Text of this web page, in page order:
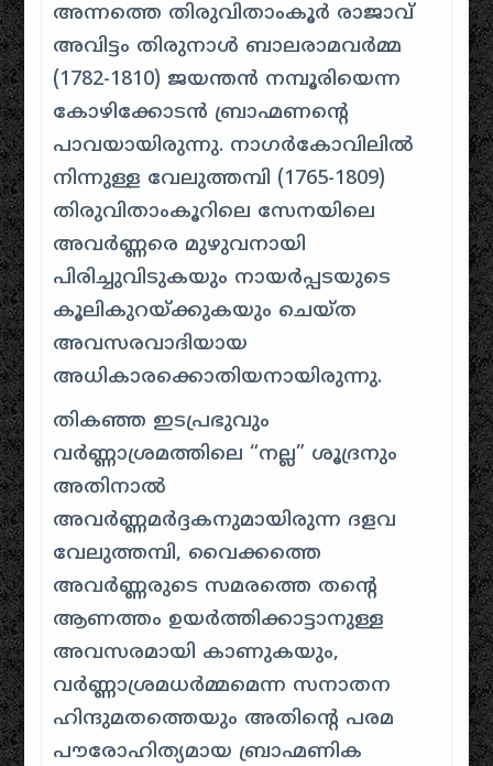
അന്നത്തെ തിരുവിതാംകൂർ രാജാവ്
അവിട്ടം തിരുനാൾ ബാലരാമവർമ്മ
(1782-1810) ജയന്തൻ നമ്പൂരിയെന്ന
കോഴിക്കോടൻ ബ്രാഹ്മണന്റെ
പാവയായിരുന്നു. നാഗർകോവിലിൽ
നിന്നുള്ള വേലുത്തമ്പി (1765-1809)
തിരുവിതാംകൂറിലെ സേനയിലെ
അവർണ്ണരെ മുഴുവനായി
പിരിച്ചുവിടുകയും നായർപ്പടയുടെ
കൂലികുറയ്ക്കുകയും ചെയ്ത
അവസരവാദിയായ
അധികാരക്കൊതിയനായിരുന്നു.
തികഞ്ഞ ഇടപ്രഭുവും
വർണ്ണാശ്രമത്തിലെ “നല്ല” ശൂദ്രനും
അതിനാൽ
അവർണ്ണമർദ്ദകനുമായിരുന്ന ദളവ
വേലുത്തമ്പി, വൈക്കത്തെ
അവർണ്ണരുടെ സമരത്തെ തന്റെ
ആണത്തം ഉയർത്തിക്കാട്ടാനുള്ള
അവസരമായി കാണുകയും,
വർണ്ണാശ്രമധർമ്മമെന്ന സനാതന
ഹിന്ദുമതത്തെയും അതിന്റെ പരമ
പൗരോഹിത്യമായ ബ്രാഹ്മണിക